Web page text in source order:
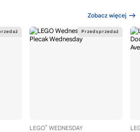
Zobacz więcej
LEGO® WEDNESDAY